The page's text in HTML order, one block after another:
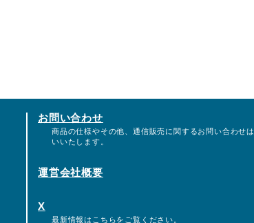
お問い合わせ
商品の仕様やその他、通信販売に関するお問い合わせは
いいたします。
運営会社概要
X
最新情報は こちらをご覧ください。